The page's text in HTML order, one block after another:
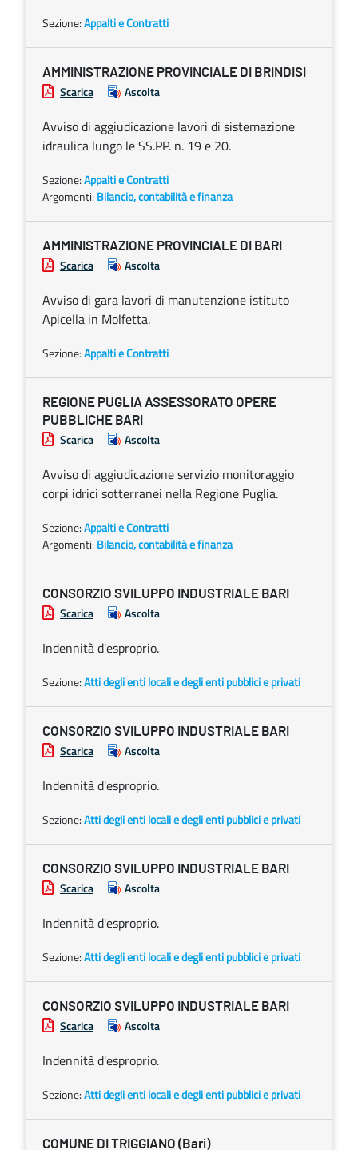
Sezione:Appalti e Contratti
AMMINISTRAZIONE PROVINCIALE DI BRINDISI
Scarica Ascolta
Avviso di aggiudicazione lavori di sistemazione
idraulica lungo le SS.PP. n. 19 e 20.
Sezione:Appalti e Contratti
Argomenti: Bilancio, contabilità e finanza
AMMINISTRAZIONE PROVINCIALE DI BARI
Scarica Ascolta
Avviso di gara lavori di manutenzione istituto
Apicella in Molfetta.
Sezione:Appalti e Contratti
REGIONE PUGLIA ASSESSORATO OPERE
PUBBLICHE BARI
Scarica Ascolta
Avviso di aggiudicazione servizio monitoraggio
corpi idrici sotterranei nella Regione Puglia.
Sezione:Appalti e Contratti
Argomenti: Bilancio, contabilità e finanza
CONSORZIO SVILUPPO INDUSTRIALE BARI
Scarica Ascolta
Indennità d'esproprio.
Sezione:Atti degli enti locali e degli enti pubblici e privati
CONSORZIO SVILUPPO INDUSTRIALE BARI
Scarica Ascolta
Indennità d'esproprio.
Sezione:Atti degli enti locali e degli enti pubblici e privati
CONSORZIO SVILUPPO INDUSTRIALE BARI
Scarica Ascolta
Indennità d'esproprio.
Sezione:Atti degli enti locali e degli enti pubblici e privati
CONSORZIO SVILUPPO INDUSTRIALE BARI
Scarica Ascolta
Indennità d'esproprio.
Sezione:Atti degli enti locali e degli enti pubblici e privati
COMUNE DI TRIGGIANO (Bari)